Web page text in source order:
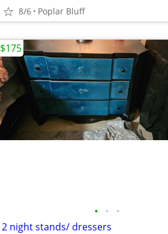
8/6 Poplar Bluff
• • •
2 night stands/ dressers
$175